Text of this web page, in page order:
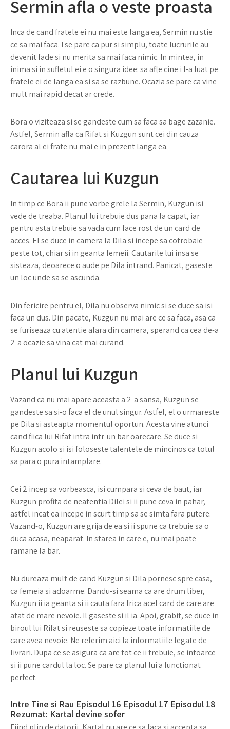
Sermin afla o veste proasta
Inca de cand fratele ei nu mai este langa ea, Sermin nu stie
ce sa mai faca. I se pare ca pur si simplu, toate lucrurile au
devenit fade si nu merita sa mai faca nimic. In mintea, in
inima si in sufletul ei e o singura idee: sa afle cine i l-a luat pe
fratele ei de langa ea si sa se razbune. Ocazia se pare ca vine
mult mai rapid decat ar crede.
Bora o viziteaza si se gandeste cum sa faca sa bage zazanie.
Astfel, Sermin afla ca Rifat si Kuzgun sunt cei din cauza
carora al ei frate nu mai e in prezent langa ea.
Cautarea lui Kuzgun
In timp ce Bora ii pune vorbe grele la Sermin, Kuzgun isi
vede de treaba. Planul lui trebuie dus pana la capat, iar
pentru asta trebuie sa vada cum face rost de un card de
acces. El se duce in camera la Dila si incepe sa cotrobaie
peste tot, chiar si in geanta femeii. Cautarile lui insa se
sisteaza, deoarece o aude pe Dila intrand. Panicat, gaseste
un loc unde sa se ascunda.
Din fericire pentru el, Dila nu observa nimic si se duce sa isi
faca un dus. Din pacate, Kuzgun nu mai are ce sa faca, asa ca
se furiseaza cu atentie afara din camera, sperand ca cea de-a
2-a ocazie sa vina cat mai curand.
Planul lui Kuzgun
Vazand ca nu mai apare aceasta a 2-a sansa, Kuzgun se
gandeste sa si-o faca el de unul singur. Astfel, el o urmareste
pe Dila si asteapta momentul oportun. Acesta vine atunci
cand fiica lui Rifat intra intr-un bar oarecare. Se duce si
Kuzgun acolo si isi foloseste talentele de mincinos ca totul
sa para o pura intamplare.
Cei 2 incep sa vorbeasca, isi cumpara si ceva de baut, iar
Kuzgun profita de neatentia Dilei si ii pune ceva in pahar,
astfel incat ea incepe in scurt timp sa se simta fara putere.
Vazand-o, Kuzgun are grija de ea si ii spune ca trebuie sa o
duca acasa, neaparat. In starea in care e, nu mai poate
ramane la bar.
Nu dureaza mult de cand Kuzgun si Dila pornesc spre casa,
ca femeia si adoarme. Dandu-si seama ca are drum liber,
Kuzgun ii ia geanta si ii cauta fara frica acel card de care are
atat de mare nevoie. Il gaseste si il ia. Apoi, grabit, se duce in
biroul lui Rifat si reuseste sa copieze toate informatiile de
care avea nevoie. Ne referim aici la informatiile legate de
livrari. Dupa ce se asigura ca are tot ce ii trebuie, se intoarce
si ii pune cardul la loc. Se pare ca planul lui a functionat
perfect.
Intre Tine si Rau Episodul 16 Episodul 17 Episodul 18
Rezumat: Kartal devine sofer